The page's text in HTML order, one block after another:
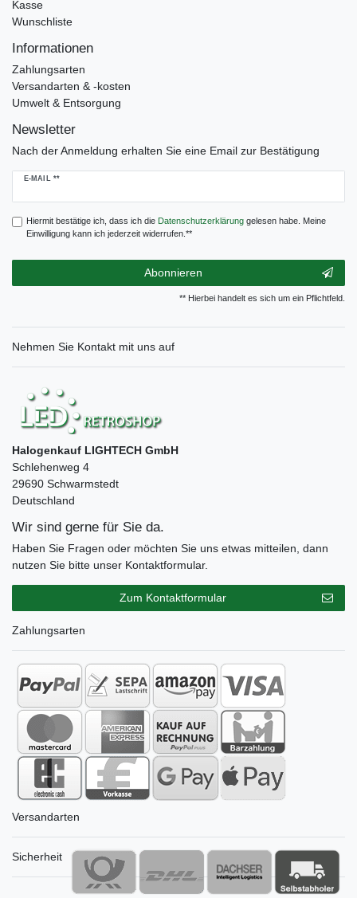
Kasse
Wunschliste
Informationen
Zahlungsarten
Versandarten & -kosten
Umwelt & Entsorgung
Newsletter
Nach der Anmeldung erhalten Sie eine Email zur Bestätigung
E-MAIL **
Newsletter
Hiermit bestätige ich, dass ich die Daten­schutz­erklärunggelesen habe. Meine
Einwilligung kann ich jederzeit widerrufen.**
Abonnieren
** Hierbei handelt es sich um ein Pflichtfeld.
Nehmen Sie Kontakt mit uns auf
Halogenkauf LIGHTECH GmbH
Schlehenweg 4
29690 Schwarmstedt
Deutschland
Wir sind gerne für Sie da.
Haben Sie Fragen oder möchten Sie uns etwas mitteilen, dann
nutzen Sie bitte unser Kontaktformular.
Zum Kontaktformular
Zahlungsarten
Versandarten
Sicherheit